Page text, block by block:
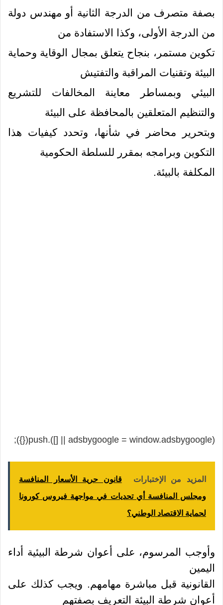
بصفة متصرف من الدرجة الثانية أو مهندس دولة
من الدرجة الأولى، وكذا الاستفادة من
تكوين مستمر، بنجاح يتعلق بمجال الوقاية وحماية
البيئة وتقنيات المراقبة والتفتيش
البيئي وبمساطر معاينة المخالفات للتشريع
والتنظيم المتعلقين بالمحافظة على البيئة
وبتحرير محاضر في شأنها، وتحدد كيفيات هذا
التكوين وبرامجه بمقرر للسلطة الحكومية
المكلفة بالبيئة.
(adsbygoogle = window.adsbygoogle || []).push({});
المزيد من الإختبارات
قانون حرية الأسعار المنافسة
ومجلس المنافسة أي تحديات في مواجهة فيروس كورونا
لحماية الاقتصاد الوطني؟
وأوجب المرسوم، على أعوان شرطة البيئية أداء
اليمين
القانونية قبل مباشرة مهامهم. ويجب كذلك على
أعوان شرطة البيئة التعريف بصفتهم